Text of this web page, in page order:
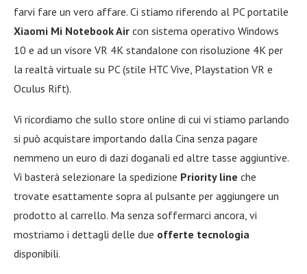
farvi fare un vero affare. Ci stiamo riferendo al PC portatile
Xiaomi Mi Notebook Air con sistema operativo Windows
10 e ad un visore VR 4K standalone con risoluzione 4K per
la realtà virtuale su PC (stile HTC Vive, Playstation VR e
Oculus Rift).
Vi ricordiamo che sullo store online di cui vi stiamo parlando
si può acquistare importando dalla Cina senza pagare
nemmeno un euro di dazi doganali ed altre tasse aggiuntive.
Vi basterà selezionare la spedizione Priority line che
trovate esattamente sopra al pulsante per aggiungere un
prodotto al carrello. Ma senza soffermarci ancora, vi
mostriamo i dettagli delle due offerte tecnologia
disponibili.